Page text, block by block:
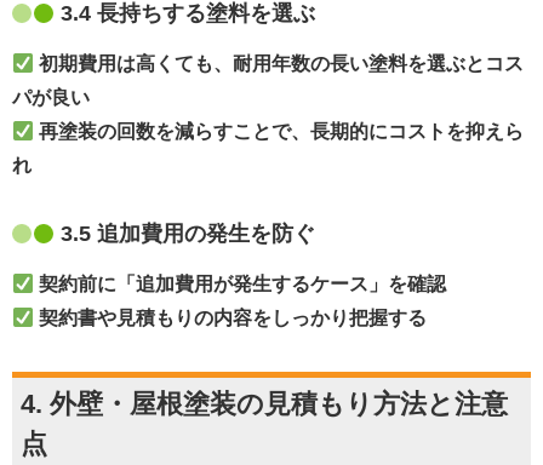
3.4 長持ちする塗料を選ぶ
初期費用は高くても、耐用年数の長い塗料を選ぶとコス
パが良い
再塗装の回数を減らすことで、長期的にコストを抑えら
れ
3.5 追加費用の発生を防ぐ
契約前に「追加費用が発生するケース」を確認
契約書や見積もりの内容をしっかり把握する
4. 外壁・屋根塗装の見積もり方法と注意
点